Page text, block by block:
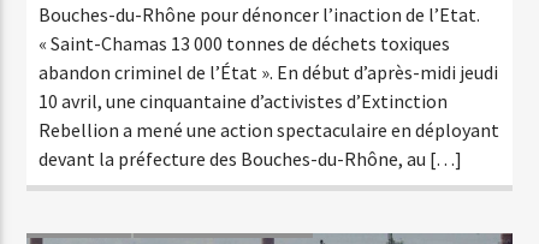
Bouches-du-Rhône pour dénoncer l’inaction de l’Etat.
« Saint-Chamas 13 000 tonnes de déchets toxiques
abandon criminel de l’État ». En début d’après-midi jeudi
10 avril, une cinquantaine d’activistes d’Extinction
Rebellion a mené une action spectaculaire en déployant
devant la préfecture des Bouches-du-Rhône, au […]